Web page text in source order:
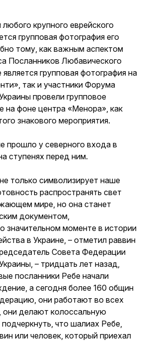
крупного еврейского
групповая фотография его
тому, как важным аспектом
Посланников Любавического
групповая фотография на
так и участники Форума
провели групповое
на фоне центра «Менора», как
знакового мероприятия.
прошло у северного входа в
ступенях перед ним.
только символизирует наше
распространять свет
мире, но она станет
документом,
значительном моменте в истории
в Украине, – отметил раввин
Совета Федерации
– тридцать лет назад,
посланники Ребе начали
а сегодня более 160 общин
они работают во всех
они делают колоссальную
что шалиах Ребе,
или человек, который приехал